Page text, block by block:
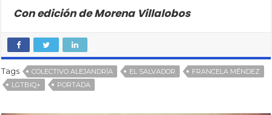
Con edición de Morena Villalobos
Tags COLECTIVO ALEJANDRÍA EL SALVADOR
FRANCELA MÉNDEZ
LGTBIQ+
PORTADA